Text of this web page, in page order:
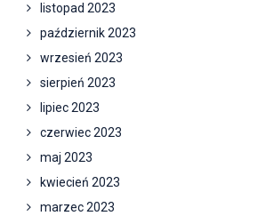
listopad 2023
październik 2023
wrzesień 2023
sierpień 2023
lipiec 2023
czerwiec 2023
maj 2023
kwiecień 2023
marzec 2023